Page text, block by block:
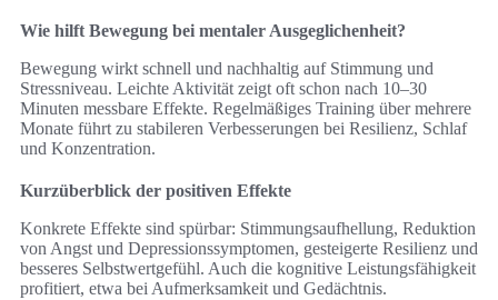
Wie hilft Bewegung bei mentaler Ausgeglichenheit?
Bewegung wirkt schnell und nachhaltig auf Stimmung und
Stressniveau. Leichte Aktivität zeigt oft schon nach 10–30
Minuten messbare Effekte. Regelmäßiges Training über mehrere
Monate führt zu stabileren Verbesserungen bei Resilienz, Schlaf
und Konzentration.
Kurzüberblick der positiven Effekte
Konkrete Effekte sind spürbar: Stimmungsaufhellung, Reduktion
von Angst und Depressionssymptomen, gesteigerte Resilienz und
besseres Selbstwertgefühl. Auch die kognitive Leistungsfähigkeit
profitiert, etwa bei Aufmerksamkeit und Gedächtnis.